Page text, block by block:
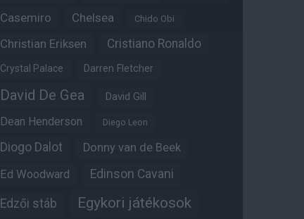
Casemiro Chelsea Chido Obi
Christian Eriksen Cristiano Ronaldo
Crystal Palace Darren Fletcher
David De Gea David Gill
Dean Henderson Diego Leon
Diogo Dalot
Donny van de Beek
Ed Woodward
Edinson Cavani
Edzői stáb Egykori játékosok